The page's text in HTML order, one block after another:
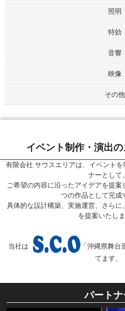
照明
特効
音響
映像
その他
イベント制作・演出
有限会社 サウスエリアは、イベント
ナーとして、
ご希望の内容に沿ったアイデアを提
つの作品として完成
具体的な設計構築、実施運営、さらに
を提案いたしま
当社は
「沖縄県舞台
てます。
パートナ